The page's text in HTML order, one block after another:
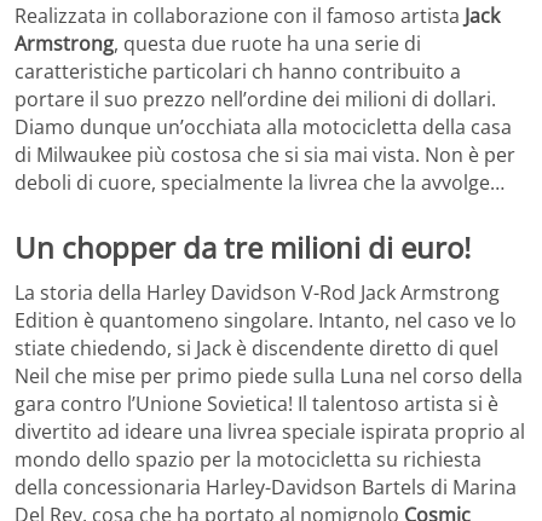
Realizzata in collaborazione con il famoso artista Jack
Armstrong, questa due ruote ha una serie di
caratteristiche particolari ch hanno contribuito a
portare il suo prezzo nell’ordine dei milioni di dollari.
Diamo dunque un’occhiata alla motocicletta della casa
di Milwaukee più costosa che si sia mai vista. Non è per
deboli di cuore, specialmente la livrea che la avvolge…
Un chopper da tre milioni di euro!
La storia della Harley Davidson V-Rod Jack Armstrong
Edition è quantomeno singolare. Intanto, nel caso ve lo
stiate chiedendo, si Jack è discendente diretto di quel
Neil che mise per primo piede sulla Luna nel corso della
gara contro l’Unione Sovietica! Il talentoso artista si è
divertito ad ideare una livrea speciale ispirata proprio al
mondo dello spazio per la motocicletta su richiesta
della concessionaria Harley-Davidson Bartels di Marina
Del Rey, cosa che ha portato al nomignolo Cosmic